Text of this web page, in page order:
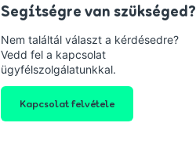
Segítségre van szükséged?
Nem találtál választ a kérdésedre?
Vedd fel a kapcsolat
ügyfélszolgálatunkkal.
Kapcsolat felvétele